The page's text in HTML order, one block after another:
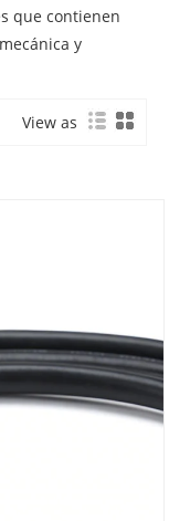
que contienen
y
View as